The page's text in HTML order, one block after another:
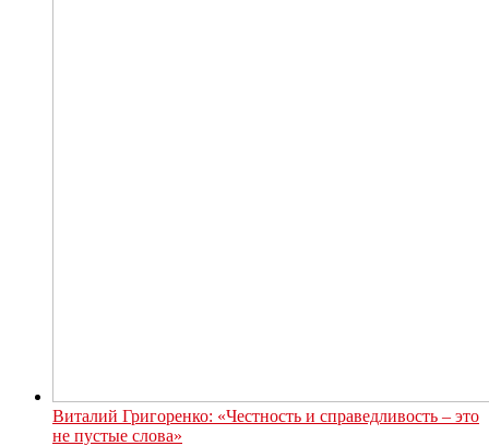
Виталий Григоренко: «Честность и справедливость – это
не пустые слова»